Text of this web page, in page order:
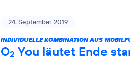
24. September 2019
INDIVIDUELLE KOMBINATION AUS
O2 You läutet Ende